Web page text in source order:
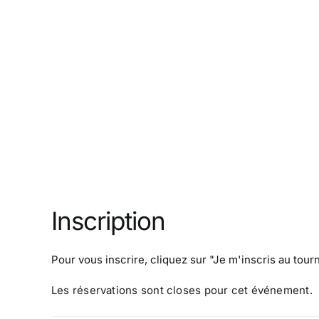
Inscription
Pour vous inscrire, cliquez sur "Je m'inscris au
Les réservations sont closes pour cet événement.